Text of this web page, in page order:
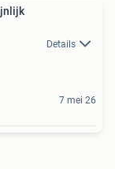
Details
7 mei 26